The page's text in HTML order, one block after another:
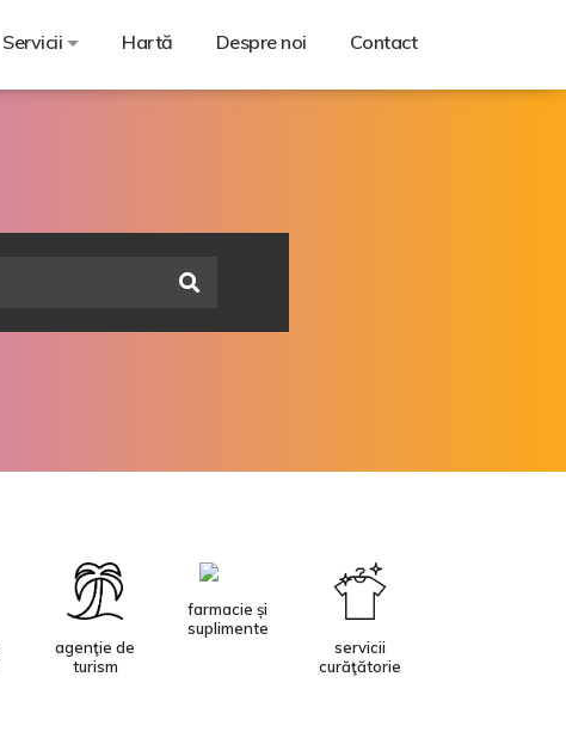
Servicii Hartă Despre noi Contact
agenţie de
turism
farmacie și
suplimente
servicii
curăţătorie